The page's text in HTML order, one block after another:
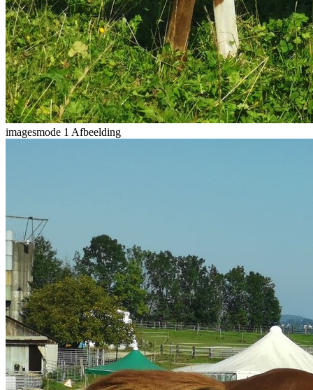
imagesmode 1 Afbeelding